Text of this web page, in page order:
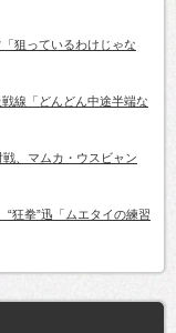
狙っているわけじゃな
線「どんどん中途半端な
、マムカ・ウスビャン
“狂拳”迅「ムエタイの練習